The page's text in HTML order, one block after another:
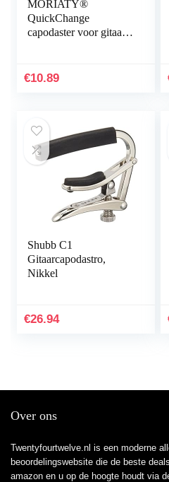
MORIATY®
QuickChange
capodaster voor gitaar
robuuste capo voor
elektrische gitaar, banjo
en ukelele
€10.89
Shubb C1
Gitaarcapodastro,
Nikkel
€26.94
Over ons
Twentyfourtwelve.nl is een moderne
beoordelingswebsite die de beste
amazon en u op de hoogte houdt via